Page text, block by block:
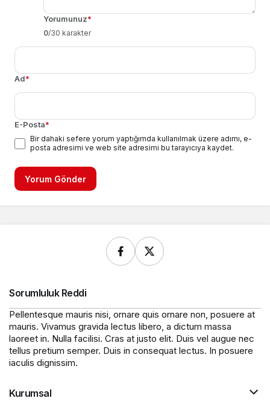
Yorumunuz*
0/30 karakter
Ad*
E-Posta*
Bir dahaki sefere yorum yaptığımda kullanılmak üzere adımı, e-
posta adresimi ve web site adresimi bu tarayıcıya kaydet.
Yorum Gönder
Sorumluluk Reddi
Pellentesque mauris nisi, ornare quis ornare non, posuere at
mauris. Vivamus gravida lectus libero, a dictum massa
laoreet in. Nulla facilisi. Cras at justo elit. Duis vel augue nec
tellus pretium semper. Duis in consequat lectus. In posuere
iaculis dignissim.
Kurumsal